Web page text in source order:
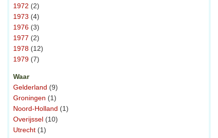
1972 (2)
1973 (4)
1976 (3)
1977 (2)
1978 (12)
1979 (7)
Waar
Gelderland (9)
Groningen (1)
Noord-Holland (1)
Overijssel (10)
Utrecht (1)